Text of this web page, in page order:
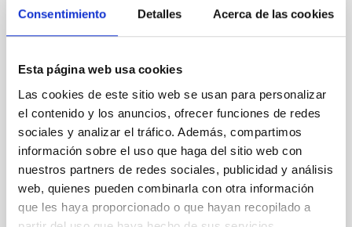
Consentimiento Detalles Acerca de las cookies
Esta página web usa cookies
Las cookies de este sitio web se usan para personalizar
el contenido y los anuncios, ofrecer funciones de redes
sociales y analizar el tráfico. Además, compartimos
información sobre el uso que haga del sitio web con
nuestros partners de redes sociales, publicidad y análisis
web, quienes pueden combinarla con otra información
que les haya proporcionado o que hayan recopilado a
el ORM
El Grupo de Telescopios Isaac Newton (ING) y el
primeras observaciones con este nuevo instrumento;
última generación que, en sinergia con el satélite
Gaia de la Agencia Espacial Europea, se utilizará para
obtener espectros de varios millones de estrellas en
el disco y el halo de nuestra galaxia anfitriona, lo que
permitirá la arqueología de la Vía Láctea. Se
estudiarán galaxias cercanas y lejanas, algunas
detectadas por el radiotelescopio LOFAR para